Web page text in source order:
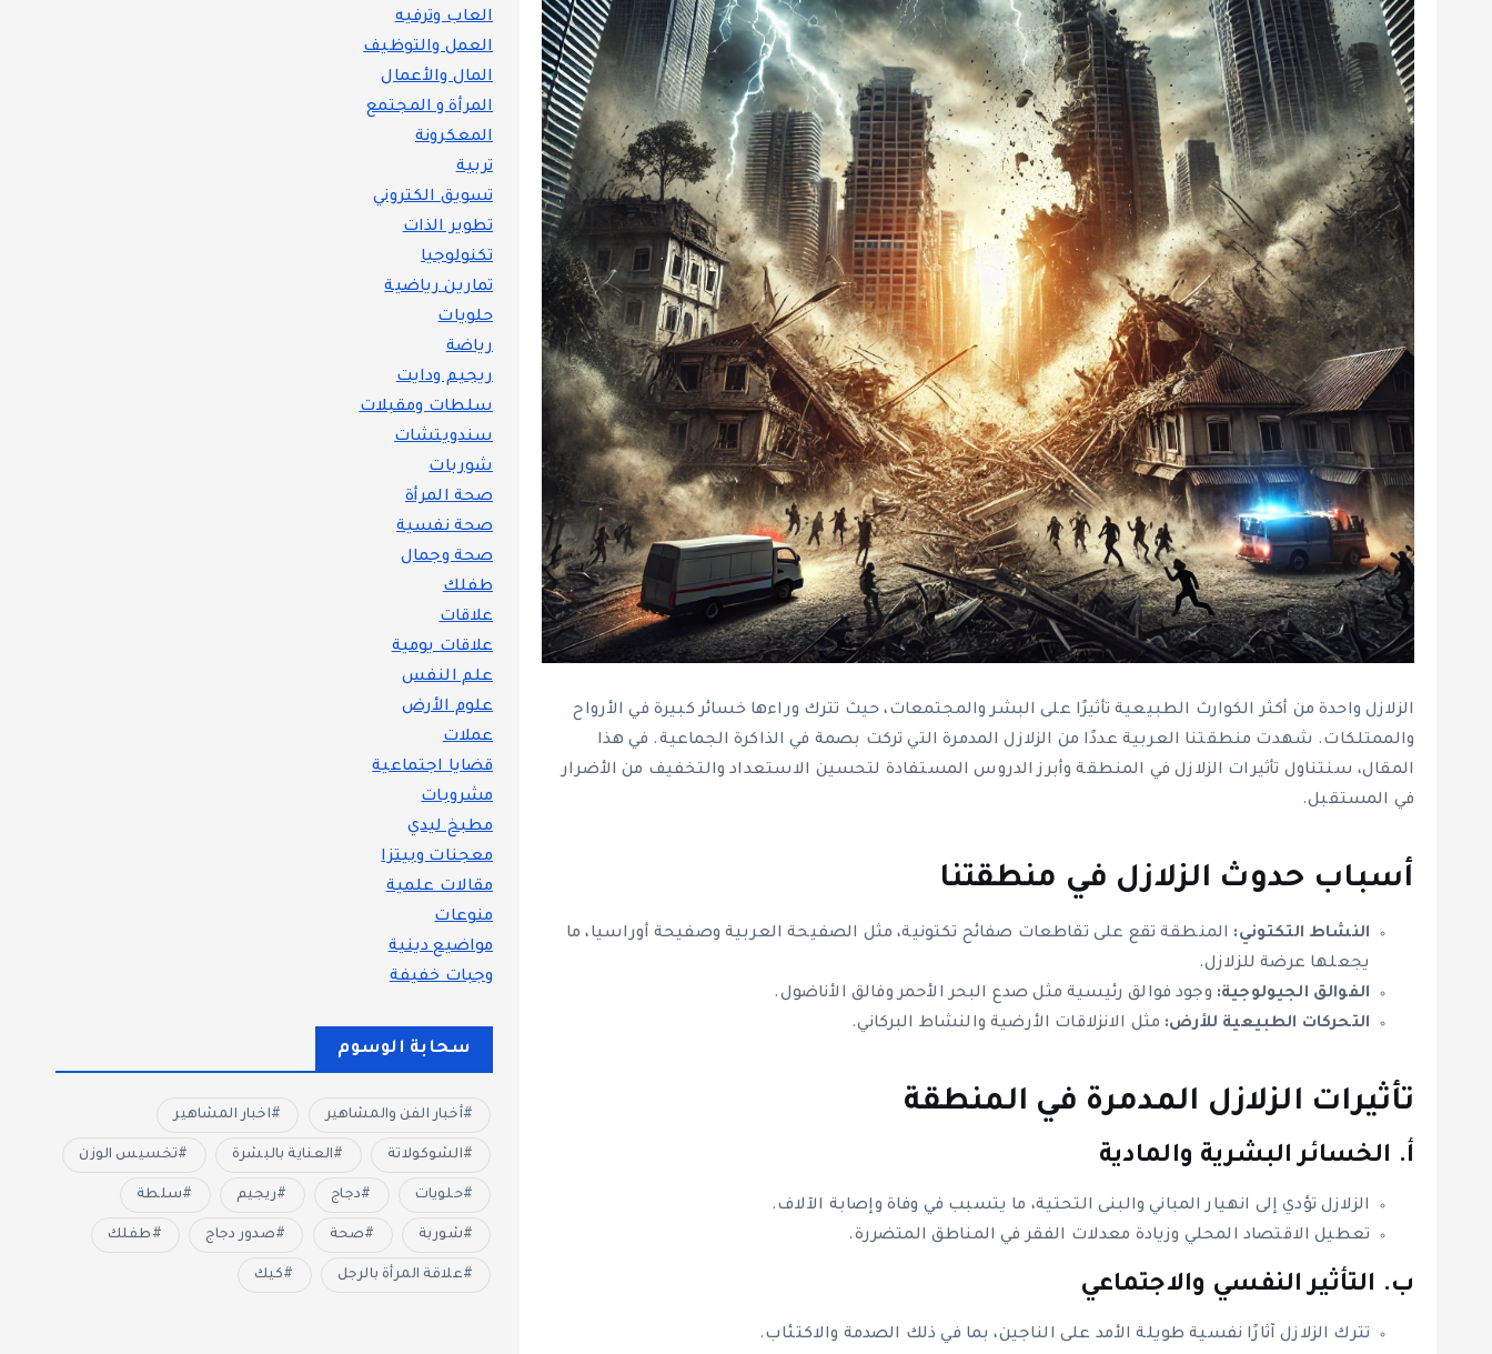
الزلازل واحدة من أكثر الكوارث الطبيعية تأثيرًا على البشر والمجتمعات، حيث تترك وراءها خسائر كبيرة في الأرواح
والممتلكات. شهدت منطقتنا العربية عددًا من الزلازل المدمرة التي تركت بصمة في الذاكرة الجماعية. في هذا
المقال، سنتناول تأثيرات الزلازل في المنطقة وأبرز الدروس المستفادة لتحسين الاستعداد والتخفيف من الأضرار
في المستقبل.
أسباب حدوث الزلازل في منطقتنا
النشاط التكتوني: المنطقة تقع على تقاطعات صفائح تكتونية، مثل الصفيحة العربية وصفيحة أوراسيا، ما
يجعلها عرضة للزلازل.
الفوالق الجيولوجية: وجود فوالق رئيسية مثل صدع البحر الأحمر وفالق الأناضول.
التحركات الطبيعية للأرض: مثل الانزلاقات الأرضية والنشاط البركاني.
تأثيرات الزلازل المدمرة في المنطقة
أ. الخسائر البشرية والمادية
الزلازل تؤدي إلى انهيار المباني والبنى التحتية، ما يتسبب في وفاة وإصابة الآلاف.
تعطيل الاقتصاد المحلي وزيادة معدلات الفقر في المناطق المتضررة.
ب. التأثير النفسي والاجتماعي
تترك الزلازل آثارًا نفسية طويلة الأمد على الناجين، بما في ذلك الصدمة والاكتئاب.
العاب وترفيه
العمل والتوظيف
المال والأعمال
المرأة و المجتمع
المعكرونة
تربية
تسويق الكتروني
تطوير الذات
تكنولوجيا
تمارين رياضية
حلويات
رياضة
ريجيم ودايت
سلطات ومقبلات
سندويتشات
شوربات
صحة المرأة
صحة نفسية
صحة وجمال
طفلك
علاقات
علاقات يومية
علم النفس
علوم الأرض
عملات
قضايا اجتماعية
مشروبات
مطبخ ليدي
معجنات وبيتزا
مقالات علمية
منوعات
مواضيع دينية
وجبات خفيفة
سحابة الوسوم
أخبار الفن والمشاهير اخبار المشاهير
الشوكولاتة العناية بالبشرة تخسيس الوزن
حلويات دجاج ريجيم سلطة
شوربة صحة صدور دجاج طفلك
علاقة المرأة بالرجل كيك